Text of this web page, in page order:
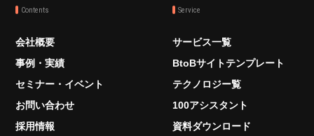
Contents
会社概要
事例・実績
セミナー・イベント
お問い合わせ
採用情報
Service
サービス一覧
BtoBサイトテンプレート
テクノロジー覧
100アシスタント
資料ダウンロード